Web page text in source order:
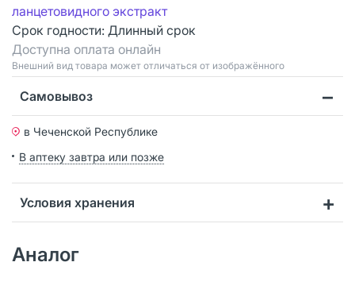
ланцетовидного экстракт
Срок годности: Длинный срок
Доступна оплата онлайн
Bнешний вид товара может отличаться от изображённого
Самовывоз
в Чеченской Республике
В аптеку завтра или позже
Условия хранения
Аналог